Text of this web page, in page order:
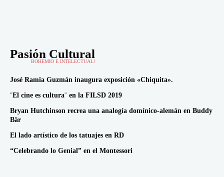
Pasión Cultural
BOHEMIO E INTELECTUAL!
José Ramia Guzmán inaugura exposición «Chiquita».
¨El cine es cultura¨ en la FILSD 2019
Bryan Hutchinson recrea una analogía domínico-alemán en Buddy
Bär
El lado artístico de los tatuajes en RD
“Celebrando lo Genial” en el Montessori